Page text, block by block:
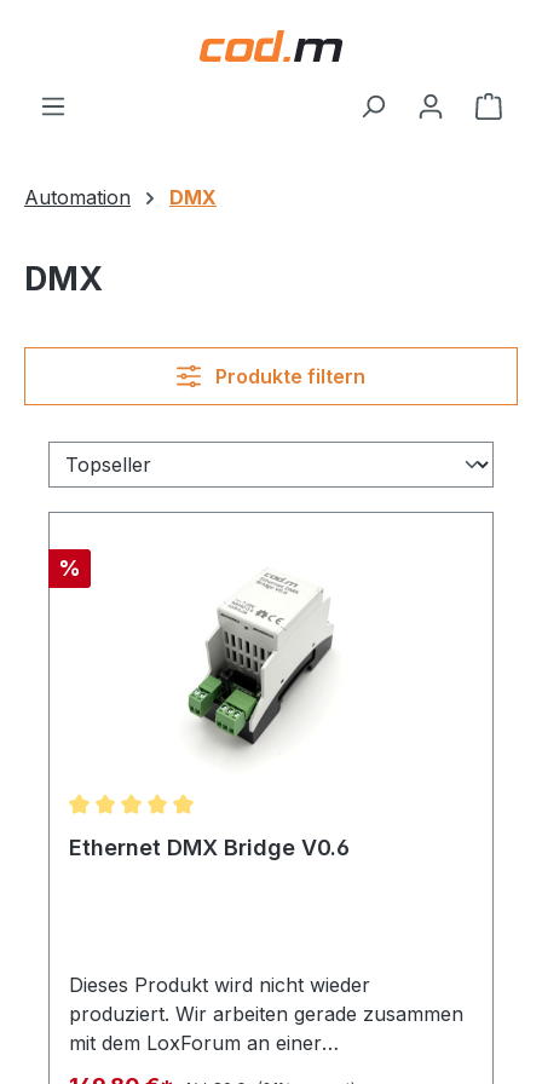
Automation DMX
DMX
Produkte filtern
Rabatt
%
Durchschnittliche Bewertung von 5 von 5 Sternen
Ethernet DMX Bridge V0.6
Dieses Produkt wird nicht wieder
produziert. Wir arbeiten gerade zusammen
mit dem LoxForum an einer